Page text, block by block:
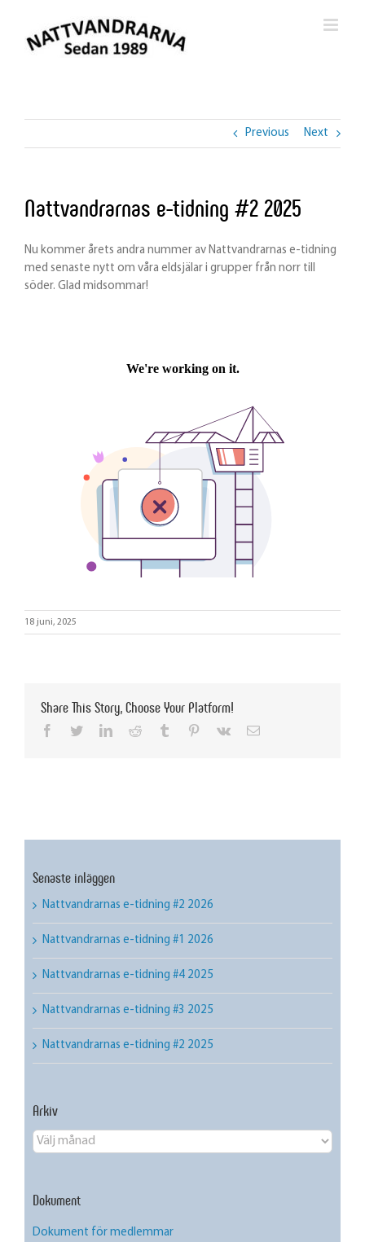
content
Previous Next
Nattvandrarnas e-tidning #2 2025
Nu kommer årets andra nummer av Nattvandrarnas e-tidning
med senaste nytt om våra eldsjälar i grupper från norr till
söder. Glad midsommar!
18 juni, 2025
Share This Story, Choose Your Platform!
facebooktwitterlinkedinreddit tumblr pinterest
vk Email
Senaste inläggen
Nattvandrarnas e-tidning #2 2026
Nattvandrarnas e-tidning #1 2026
Nattvandrarnas e-tidning #4 2025
Nattvandrarnas e-tidning #3 2025
Nattvandrarnas e-tidning #2 2025
Arkiv
Arkiv
Dokument
Dokument för medlemmar